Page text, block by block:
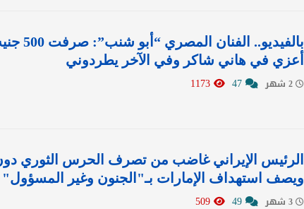
بالفيديو..
أعزي في هاني شاكر وفي الآخر يطردوني
الرئيس الإيراني غاضب من تصرف الحرس الثوري
ويصف استهداف الإمارات بـ"الجنون وغير المسؤول"